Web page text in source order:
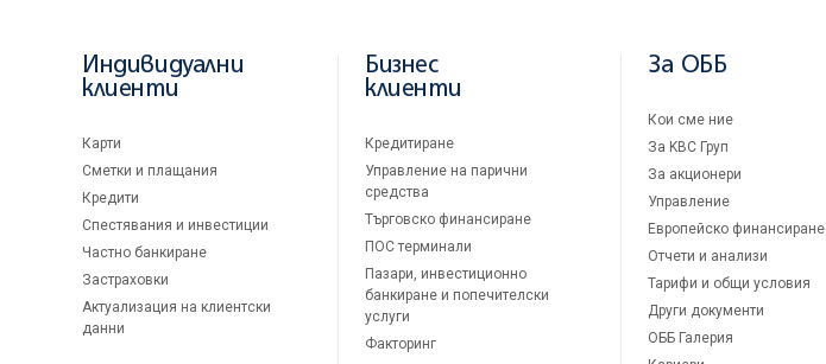
Индивидуални
клиенти
Карти
Сметки и плащания
Кредити
Спестявания и инвестиции
Частно банкиране
Застраховки
Актуализация на клиентски
данни
Бизнес
клиенти
Кредитиране
Управление на парични
средства
Търговско финансиране
ПОС терминали
Пазари, инвестиционно
банкиране и попечителски
услуги
Факторинг
За ОББ
Кои сме ние
За KBC Груп
За акционери
Управление
Европейско финансиране
Отчети и анализи
Тарифи и общи условия
Други документи
ОББ Галерия